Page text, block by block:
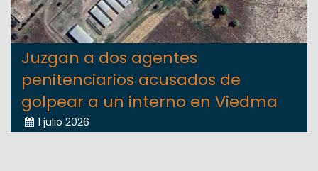
Juzgan a dos agentes
penitenciarios acusados de
golpear a un interno en Viedma
1 julio 2026